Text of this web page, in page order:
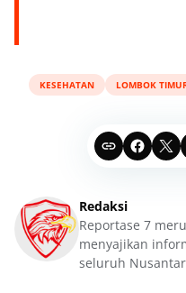
KESEHATAN LOMBOK
Redaksi
Reportase 7
menyajikan
seluruh